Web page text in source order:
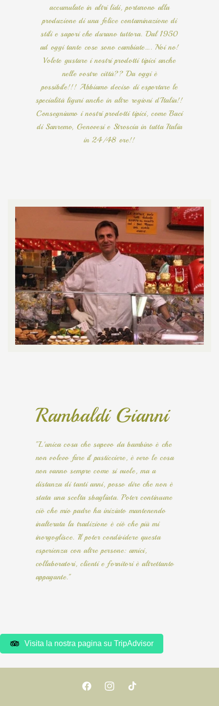
accumulate in altri lidi, portarono alla
produzione di una felice contaminazione di
stili e sapori che durano tuttora. Dal 1950
ad oggi tante cose sono cambiate…. Noi no!
Volete gustare i nostri prodotti tipici anche
nelle vostre città?? Da oggi è
possibile!!! Abbiamo deciso di esportare le
specialità liguri anche in altre regioni d'Italia!!
Consegniamo i nostri prodotti tipici, come Baci
di Sanremo, Genovesi e Stroscia in tutta Italia
in 24/48 ore!!
Rambaldi Gianni
"L'unica cosa che sapevo da bambino è che
non volevo fare il pasticciere, è vero le cosa
non vanno sempre come si vuole, ma a
distanza di tanti anni, posso dire che non è
stata una scelta sbagliata. Poter continuare
ciò che mio padre ha iniziato mantenendo
inalterata la tradizione è ciò che più mi
inorgoglisce. Il poter condividere questa
esperienza con altre persone: amici,
collaboratori, clienti e fornitori è altrettanto
appagante."
Visita la nostra pagina su TripAdvisor
FacebookInstagramTikTok